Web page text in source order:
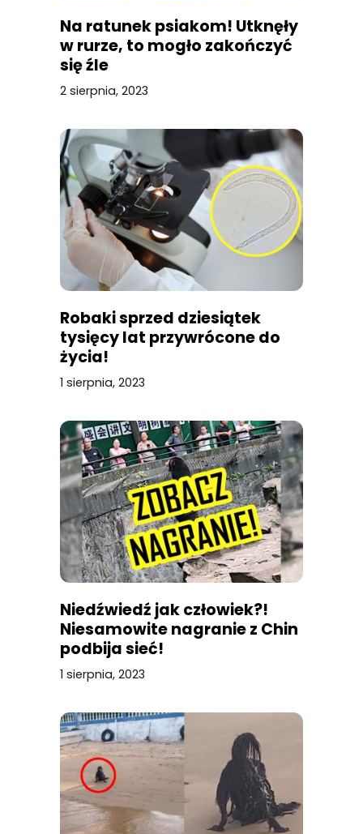
Na ratunek psiakom! Utknęły
w rurze, to mogło zakończyć
się źle
2 sierpnia, 2023
Robaki sprzed dziesiątek
tysięcy lat przywrócone do
życia!
1 sierpnia, 2023
Niedźwiedź jak człowiek?!
Niesamowite nagranie z Chin
podbija sieć!
1 sierpnia, 2023